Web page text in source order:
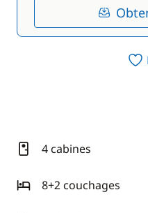
4 cabines
8+2 couchages